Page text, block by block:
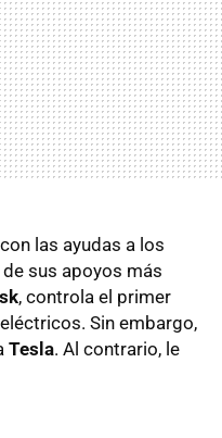
las ayudas a los
sus apoyos más
, controla el primer
Sin embargo,
Tesla. Al contrario, le